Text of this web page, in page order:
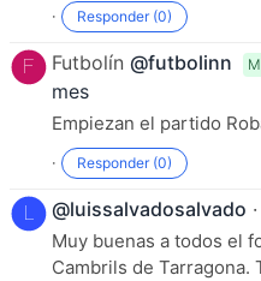
· Responder (0)
Futbolín @futbolinn
mes
Empiezan el partido
· Responder (0)
@luissalvadosalvado ·
Muy buenas a todos el
Cambrils de Tarragona.